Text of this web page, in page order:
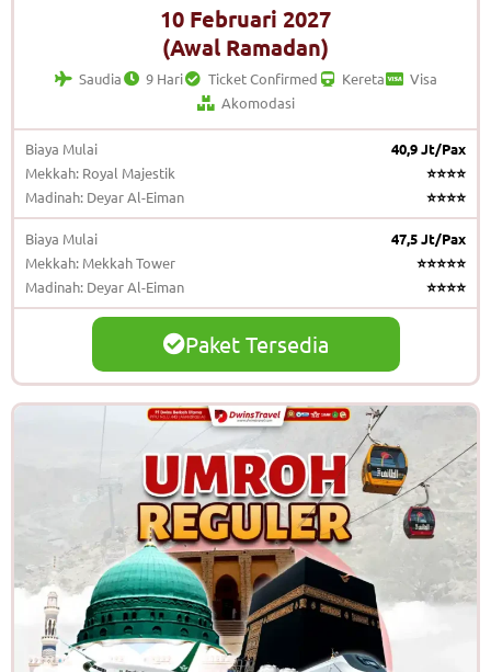
10 Februari 2027
(Awal Ramadan)
Saudia 9 Hari Ticket Confirmed Kereta
Visa
Akomodasi
Biaya Mulai
40,9 Jt/Pax
Mekkah: Royal Majestik
⭐⭐⭐⭐
Madinah: Deyar Al-Eiman
⭐⭐⭐⭐
Biaya Mulai
47,5 Jt/Pax
Mekkah: Mekkah Tower
⭐⭐⭐⭐⭐
Madinah: Deyar Al-Eiman
⭐⭐⭐⭐
Paket Tersedia